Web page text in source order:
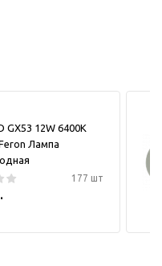
GX53 12W 6400K
Лампа
177 шт